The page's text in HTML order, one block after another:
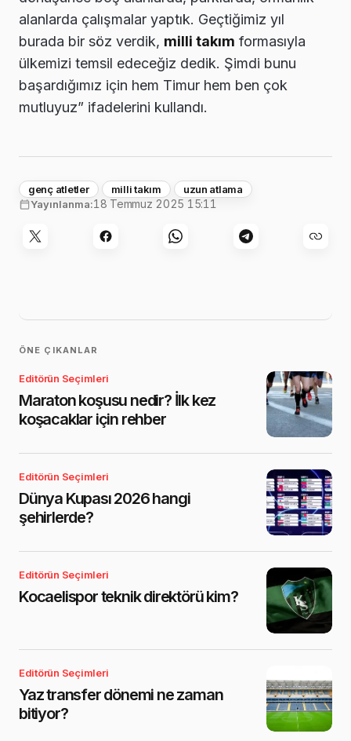
alanlarda çalışmalar yaptık. Geçtiğimiz yıl
burada bir söz verdik, milli takım formasıyla
ülkemizi temsil edeceğiz dedik. Şimdi bunu
başardığımız için hem Timur hem ben çok
mutluyuz” ifadelerini kullandı.
genç atletler milli takım
uzun atlama
Yayınlanma:18 Temmuz 2025 15:11
ÖNE ÇIKANLAR
Editörün Seçimleri
Maraton koşusu nedir? İlk kez
koşacaklar için rehber
Editörün Seçimleri
Dünya Kupası 2026 hangi
şehirlerde?
Editörün Seçimleri
Kocaelispor teknik direktörü kim?
Editörün Seçimleri
Yaz transfer dönemi ne zaman
bitiyor?